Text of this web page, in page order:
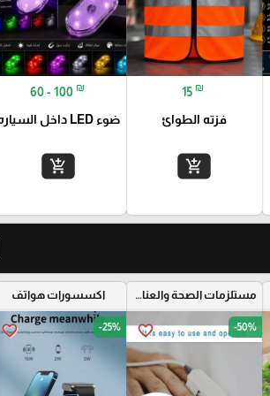
15 ₪
فزته الطوائ
add_shopping_cart
60 - 100 ₪
ضوء LED داخل السياره
add_shopping_cart
مستلزمات الصحة والعناية الشخصية
favorite_border -50%
اكسسورات هواتف
favorite_border -25%